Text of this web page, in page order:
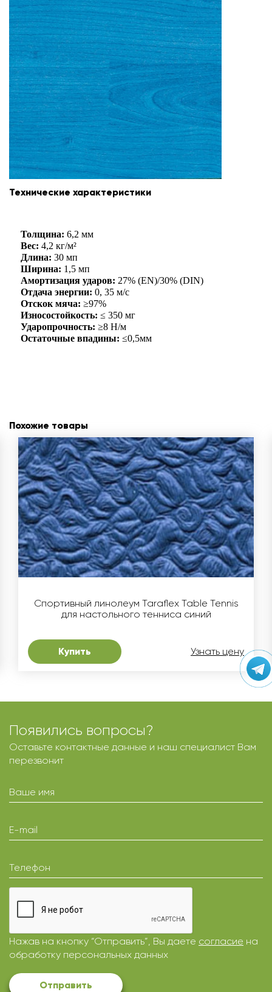
Технические характеристики
Толщина: 6,2 мм
Вес: 4,2 кг/м²
Длина: 30 мп
Ширина: 1,5 мп
Амортизация ударов: 27% (EN)/30% (DIN)
Отдача энергии: 0, 35 м/с
Отскок мяча: ≥97%
Износостойкость: ≤ 350 мг
Ударопрочность: ≥8 Н/м
Остаточные впадины: ≤0,5мм
Похожие товары
Спортивный линолеум Taraflex Table Tennis
для настольного тенниса синий
Купить Узнать цену
Появились вопросы?
Оставьте контактные данные и наш специалист Вам
перезвонит
Ваше имя
E-mail
Телефон
Нажав на кнопку “Отправить”, Вы даете согласие на
обработку персональных данных
Отправить